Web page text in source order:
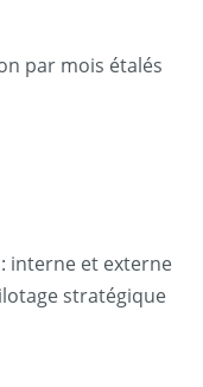
par mois étalés
interne et externe
stratégique